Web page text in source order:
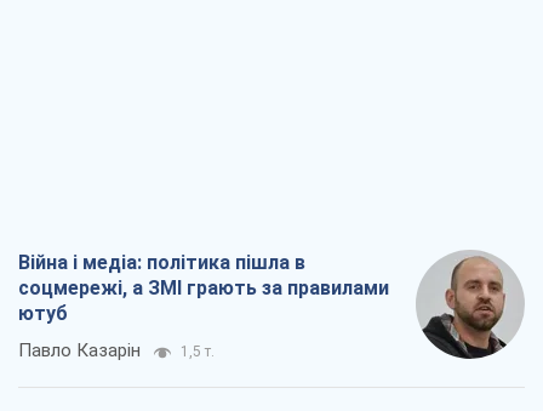
Війна і медіа: політика пішла в
соцмережі, а ЗМІ грають за правилами
ютуб
Павло Казарін 1,5 т.